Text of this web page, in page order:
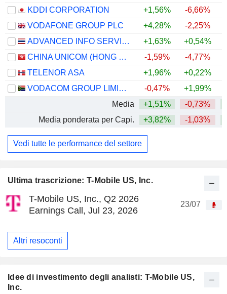
Ultima trascrizione: T-Mobile US, Inc.
T-Mobile US, Inc., Q2 2026
Earnings Call, Jul 23, 2026
23/07
Altri resoconti
Idee di investimento degli analisti: T-Mobile US,
Inc.
KDDI CORPORATION
+1,56% -6,66%
VODAFONE GROUP PLC
+4,28% -2,25%
ADVANCED INFO SERVICE
+1,63% +0,54%
CHINA UNICOM (HONG KONG) LIMITED
-1,59% -4,77%
TELENOR ASA
+1,96% +0,22%
VODACOM GROUP LIMITED
-0,47% +1,99%
Media
+1,51% -0,73%
Media ponderata per Capi.
+3,82% -1,03%
Vedi tutte le performance del settore